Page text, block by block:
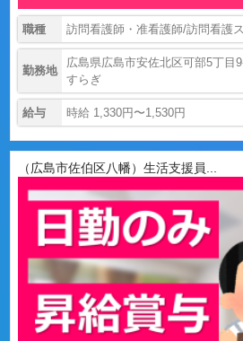
職種 訪問看護師・准看護師/訪問看護
勤務地
広島県広島市安佐北区可部5丁目
すらぎ
給与 時給 1,330円〜1,530円
（広島市佐伯区八幡）生活支援員...